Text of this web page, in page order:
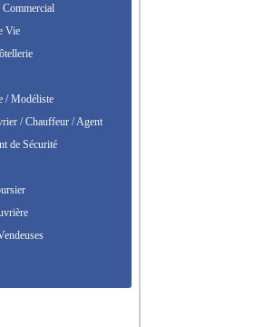
Commercial
Vie
/ Modéliste
/ Chauffeur / Agent
de Sécurité